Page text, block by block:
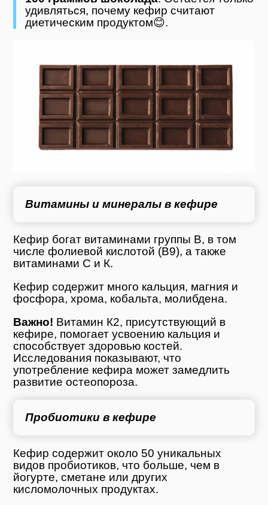
удивляться, почему кефир считают
диетическим продуктом😊.
Витамины и минералы в кефире
Кефир богат витаминами группы В, в том
числе фолиевой кислотой (B9), а также
витаминами С и К.
Кефир содержит много кальция, магния и
фосфора, хрома, кобальта, молибдена.
Важно! Витамин К2, присутствующий в
кефире, помогает усвоению кальция и
способствует здоровью костей.
Исследования показывают, что
употребление кефира может замедлить
развитие остеопороза.
Пробиотики в кефире
Кефир содержит около 50 уникальных
видов пробиотиков, что больше, чем в
йогурте, сметане или других
кисломолочных продуктах.